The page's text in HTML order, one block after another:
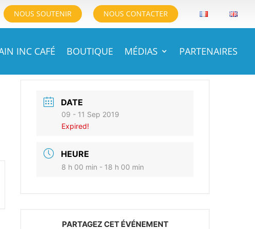
NOUS SOUTENIR NOUS CONTACTER
INC CAFÉ BOUTIQUE MÉDIAS PARTENAIRES
DATE
09 - 11 Sep 2019
Expired!
HEURE
8 h 00 min - 18 h 00 min
PARTAGEZ CET ÉVÉNEMENT